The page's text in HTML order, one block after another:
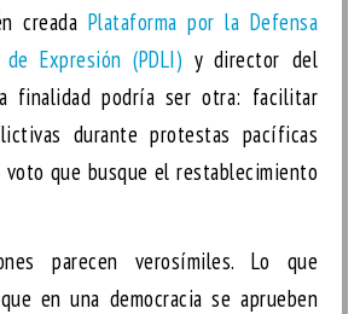
creada Plataforma por la Defensa
Expresión (PDLI) y director del
finalidad podría ser otra: facilitar
durante protestas pacíficas
voto que busque el restablecimiento
parecen verosímiles. Lo que
en una democracia se aprueben